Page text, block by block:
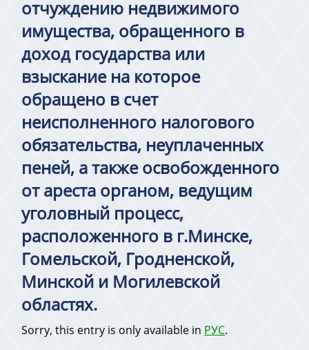
отчуждению недвижимого
имущества, обращенного в
доход государства или
взыскание на которое
обращено в счет
неисполненного налогового
обязательства, неуплаченных
пеней, а также освобожденного
от ареста органом, ведущим
уголовный процесс,
расположенного в г.Минске,
Гомельской, Гродненской,
Минской и Могилевской
областях.
Sorry, this entry is only available in РУС.